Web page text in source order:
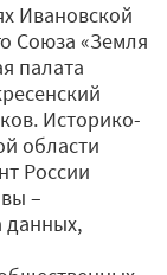
Ивановской
Союза «Земля
палата
Историко-
области
России
–
данных,